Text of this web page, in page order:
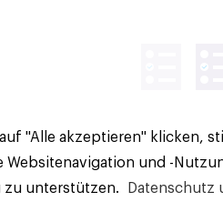
Alle Rechte vorbehalten.
"Alle akzeptieren" klicken,
Websitenavigation und -
zu unterstützen.
Datenschutz